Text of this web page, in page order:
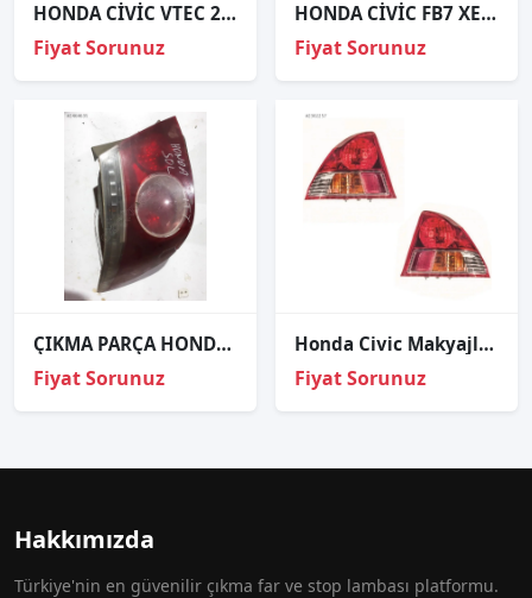
HONDA CİVİC VTEC 2 SAĞ FAR KOMPLE SIFIR
Fiyat Sorunuz
HONDA CİVİC FB7 XENON SOL FAR ORJİNAL
Fiyat Sorunuz
ÇIKMA PARÇA HONDA CİTY SOL STOP
Fiyat Sorunuz
Honda Civic Makyajlı Kasa Sağ Sol Stop Lambası Duylu
Fiyat Sorunuz
Hakkımızda
Türkiye'nin en güvenilir çıkma far ve stop lambası platformu.